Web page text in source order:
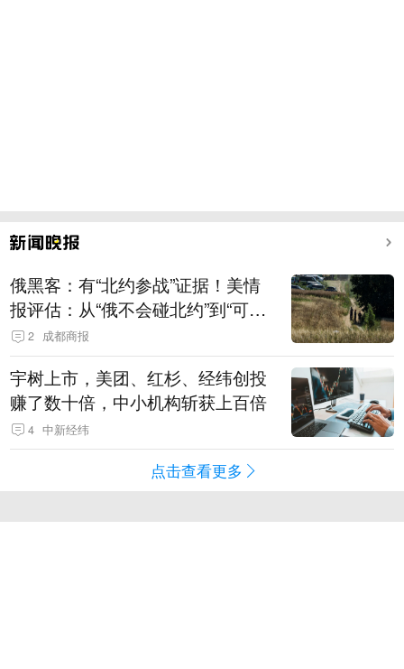
俄黑客：有“北约参战”证据！美情
报评估：从“俄不会碰北约”到“可能
发动有限攻击”
2 成都商报
宇树上市，美团、红杉、经纬创投
赚了数十倍，中小机构斩获上百倍
4 中新经纬
点击查看更多